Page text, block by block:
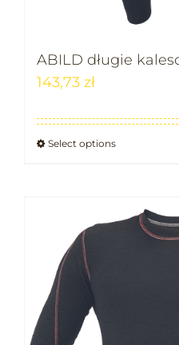
ABILD długie
143,73 zł
Select options